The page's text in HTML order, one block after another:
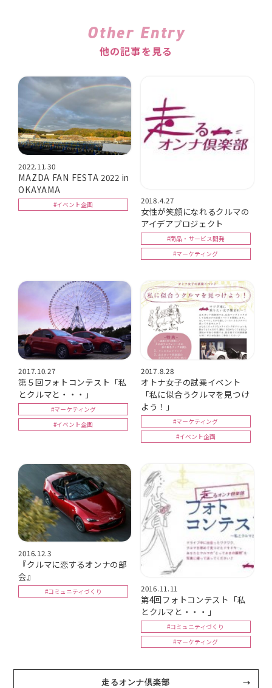
Other Entry
他の記事を見る
2022.11.30
MAZDA FAN FESTA 2022 in
OKAYAMA
#イベント企画 2018.4.27
女性が笑顔になれるクルマの
アイデアプロジェクト
#商品・サービス開発
#マーケティング
2017.10.27
第５回フォトコンテスト「私
とクルマと・・・」
#マーケティング
#イベント企画
2017.8.28
オトナ女子の試乗イベント
「私に似合うクルマを見つけ
よう！」
#マーケティング
#イベント企画
2016.12.3
『クルマに恋するオンナの部
会』
#コミュニティづくり 2016.11.11
第4回フォトコンテスト「私
とクルマと・・・」
#コミュニティづくり
#マーケティング
走るオンナ倶楽部